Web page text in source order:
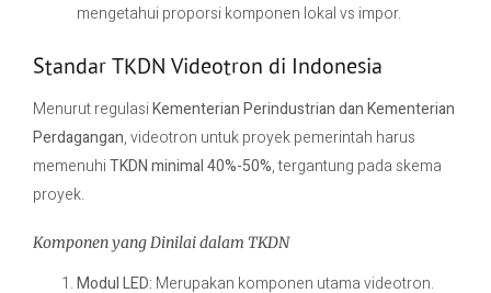
mengetahui proporsi komponen lokal vs impor.
Standar TKDN Videotron di Indonesia
Menurut regulasiKementerian Perindustrian dan Kementerian
Perdagangan, videotron untuk proyek pemerintah harus
memenuhiTKDN minimal 40%-50%, tergantung pada skema
proyek.
Komponen yang Dinilai dalam TKDN
Modul LED: Merupakan komponen utama videotron.